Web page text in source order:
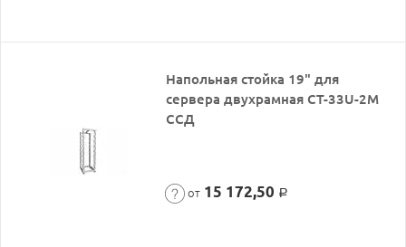
Напольная стойка 19" для
сервера двухрамная СТ-33U-2М
ССД
от 15 172,50 Р